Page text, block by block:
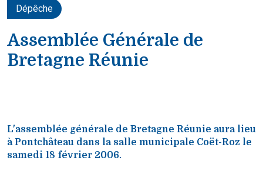
Dépêche
Assemblée Générale de
Bretagne Réunie
L'assemblée générale de Bretagne Réunie aura lieu
à Pontchâteau dans la salle municipale Coët-Roz le
samedi 18 février 2006.